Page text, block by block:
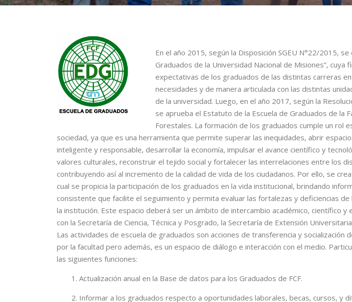
En el año 2015, según la Disposición SGEU N°22/2015,
Graduados de la Universidad Nacional de Misiones”, cuya
expectativas de los graduados de las distintas carreras
necesidades y de manera articulada con las distintas
de la universidad. Luego, en el año 2017, según la
se aprueba el Estatuto de la Escuela de Graduados de la
Forestales. La formación de los graduados cumple un rol
sociedad, ya que es una herramienta que permite superar las inequidades, abrir
inteligente y responsable, desarrollar la economía, impulsar el avance científico y
valores culturales, reconstruir el tejido social y fortalecer las interrelaciones entre los
contribuyendo así al incremento de la calidad de vida de los ciudadanos. Por ello, se
cual se propicia la participación de los graduados en la vida institucional, brindando
consistente que facilite el seguimiento y permita evaluar las fortalezas y deficiencias de
la institución. Este espacio deberá ser un ámbito de intercambio académico, científico y
con la Secretaría de Ciencia, Técnica y Posgrado, la Secretaría de Extensión
Las actividades de escuela de graduados son acciones de transferencia y socialización
por la facultad pero además, es un espacio de diálogo e interacción con el medio.
las siguientes funciones:
1. Actualización anual en la Base de datos para los Graduados de FCF.
2. Informar a los graduados respecto a oportunidades laborales, becas, cursos, y